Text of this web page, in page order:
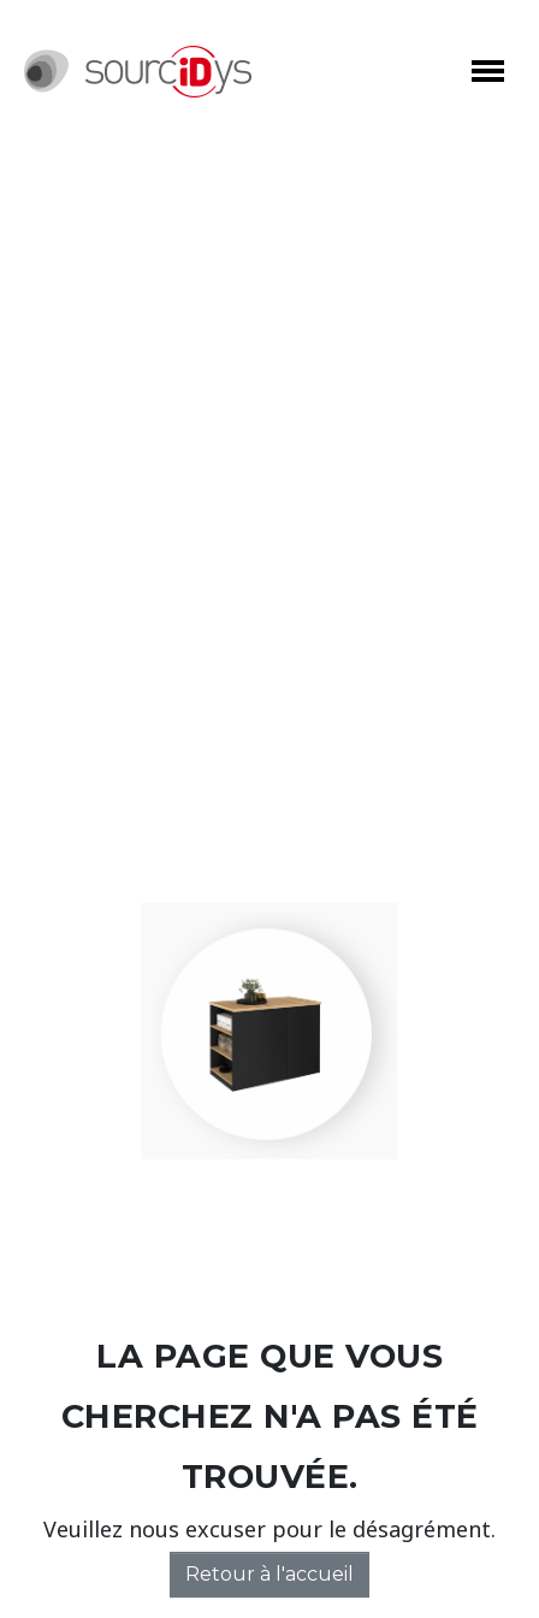
LA PAGE QUE VOUS
CHERCHEZ N'A PAS ÉTÉ
TROUVÉE.
Veuillez nous excuser pour le désagrément.
Retour à l'accueil